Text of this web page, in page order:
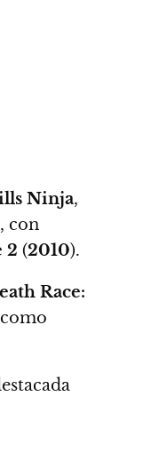
Ninja,
, con
2 (2010).
Race: